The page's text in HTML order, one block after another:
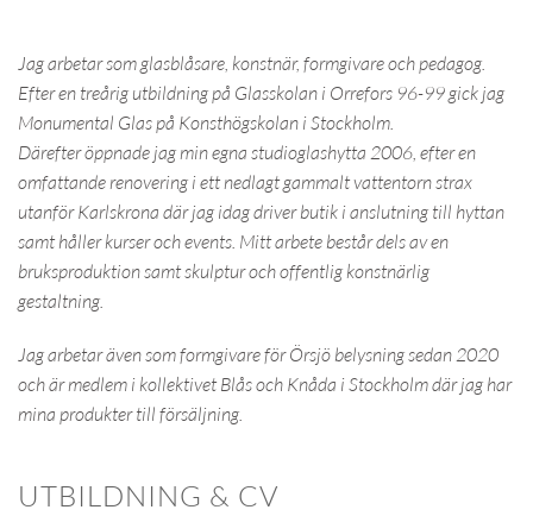
Jag arbetar som glasblåsare, konstnär, formgivare och pedagog.
Efter en treårig utbildning på Glasskolan i Orrefors 96-99 gick jag
Monumental Glas på Konsthögskolan i Stockholm.
Därefter öppnade jag min egna studioglashytta 2006, efter en
omfattande renovering i ett nedlagt gammalt vattentorn strax
utanför Karlskrona där jag idag driver butik i anslutning till hyttan
samt håller kurser och events. Mitt arbete består dels av en
bruksproduktion samt skulptur och offentlig konstnärlig
gestaltning.
Jag arbetar även som formgivare för Örsjö belysning sedan 2020
och är medlem i kollektivet Blås och Knåda i Stockholm där jag har
mina produkter till försäljning.
UTBILDNING & CV